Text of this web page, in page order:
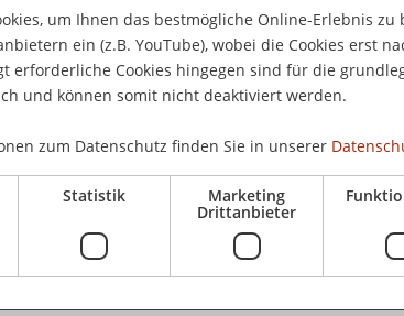
new frontier in investment
the newspapers on governance lapses
complexity and emerging risks in the
regulators and investment professionals in
um Ihnen das bestmögliche Online-Erlebnis
ein (z.B. YouTube), wobei die Cookies erst
erforderliche Cookies hingegen sind für die
und können somit nicht deaktiviert werden.
zum Datenschutz finden Sie in unserer
Statistik Marketing
Drittanbieter